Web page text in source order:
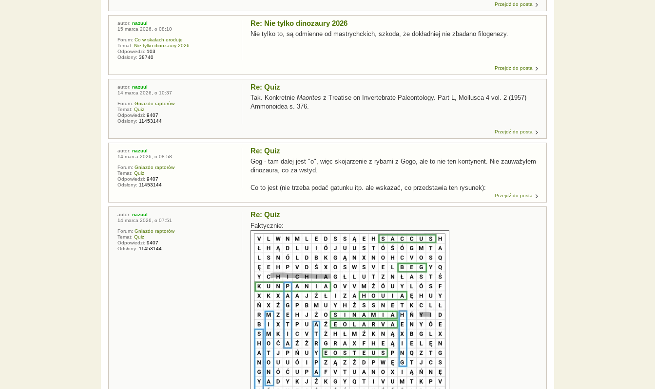
Przejdź do posta
autor: nazuul
15 marca 2026, o 08:10
Forum: Co w skałach eroduje
Temat: Nie tylko dinozaury 2026
Odpowiedzi: 103
Odsłony: 38740
Re: Nie tylko dinozaury 2026
Nie tylko to, są odmienne od mastrychckich, szkoda, że dokładniej nie zbadano filogenezy.
Przejdź do posta
autor: nazuul
14 marca 2026, o 10:37
Forum: Gniazdo raptorów
Temat: Quiz
Odpowiedzi: 9407
Odsłony: 11453144
Re: Quiz
Tak. Konkretnie Maorites z Treatise on Invertebrate Paleontology. Part L, Mollusca 4 vol. 2 (1957)
Ammonoidea s. 376.
Przejdź do posta
autor: nazuul
14 marca 2026, o 08:58
Forum: Gniazdo raptorów
Temat: Quiz
Odpowiedzi: 9407
Odsłony: 11453144
Re: Quiz
Gog - tam dalej jest "o", więc skojarzenie z rybami z Gogo, ale to nie ten kontynent. Nie zauważyłem
dinozaura, co za wstyd.
Co to jest (nie trzeba podać gatunku itp. ale wskazać, co przedstawia ten rysunek):
Przejdź do posta
autor: nazuul
14 marca 2026, o 07:51
Forum: Gniazdo raptorów
Temat: Quiz
Odpowiedzi: 9407
Odsłony: 11453144
Re: Quiz
Faktycznie: